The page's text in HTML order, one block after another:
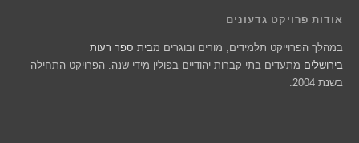
אודות פרויקט גדעונים
במהלך הפרוייקט תלמידים, מורים ובוגרים מבית ספר רעות
בירושלים מתעדים בתי קברות יהודיים בפולין מידי שנה. הפרויקט התחילה
בשנת 2004.